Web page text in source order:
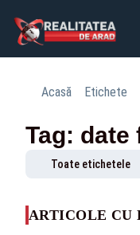
Acasă Etichete
Tag: date
Toate etichetele
ARTICOLE CU